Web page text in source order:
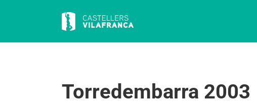
Torredembarra 2003